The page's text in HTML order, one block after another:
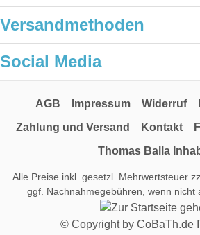
Versandmethoden
Social Media
AGB Impressum Widerruf
Zahlung und Versand
Kontakt
Thomas Balla
Alle Preise inkl. gesetzl. Mehrwertsteuer
ggf. Nachnahmegebühren, wenn nicht
© Copyright by CoBaTh.de